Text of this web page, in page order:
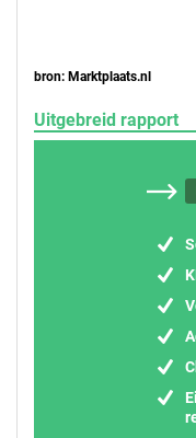
bron: Marktplaats.nl
Uitgebreid rapport